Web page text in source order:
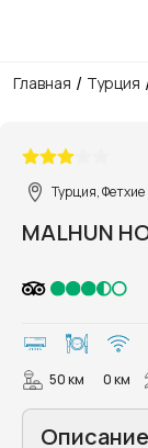
Главная / Турция
Турция,
MALHUN
50 км 0 км